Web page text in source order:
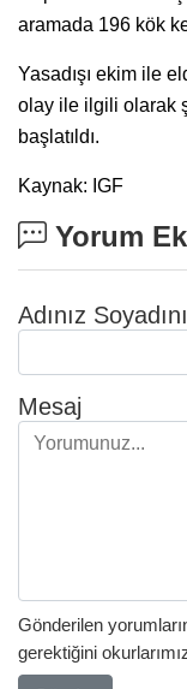
aramada 196 kök
Yasadışı ekim ile
olay ile ilgili olarak
başlatıldı.
Kaynak: IGF
Yorum
Adınız
Mesaj
Gönderilen
gerektiğini